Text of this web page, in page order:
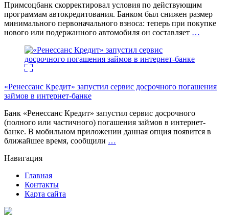
Примсоцбанк скорректировал условия по действующим
программам автокредитования. Банком был снижен размер
минимального первоначального взноса: теперь при покупке
нового или подержанного автомобиля он составляет …
«Ренессанс Кредит» запустил сервис досрочного погашения
займов в интернет-банке
Банк «Ренессанс Кредит» запустил сервис досрочного
(полного или частичного) погашения займов в интернет-
банке. В мобильном приложении данная опция появится в
ближайшее время, сообщили …
Навигация
Главная
Контакты
Карта сайта